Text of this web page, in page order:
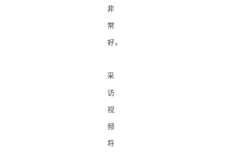
非
常
好。
采
访
视
频
将